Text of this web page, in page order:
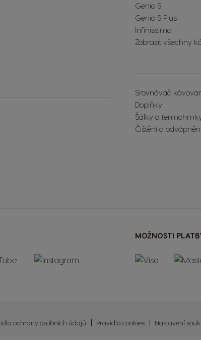
Genio S
Genio S Plus
Infinissima
Zobrazit všechny
Srovnávač
Doplňky
Šálky a
Čištění a
MOŽNOSTI
ochrany osobních údajů Pravidla cookies Nastavení